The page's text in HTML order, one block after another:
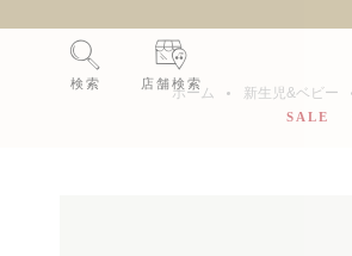
検索 店舗検索
SALE
ホーム 新生児&ベビー